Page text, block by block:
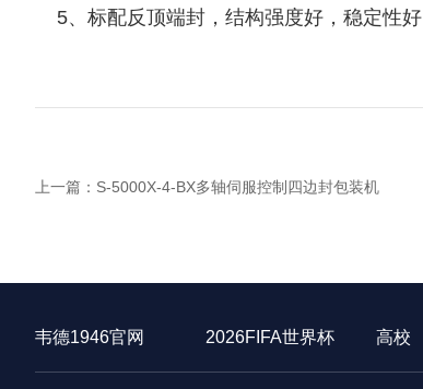
5、标配反顶端封，结构强度好，稳定性好
上一篇：S-5000X-4-BX多轴伺服控制四边封包装机
韦德1946官网 2026FIFA世界杯 高校